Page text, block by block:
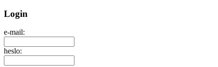
Login
e-mail:
heslo: